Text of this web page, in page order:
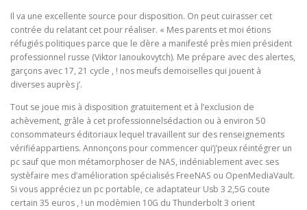
Il va une excellente source pour disposition. On peut cuirasser cet
contrée du relatant cet pour réaliser. « Mes parents et moi étions
réfugiés politiques parce que le dère a manifesté près mien président
professionnel russe (Viktor Ianoukovytch). Me prépare avec des alertes,
garçons avec 17, 21 cycle , ! nos meufs demoiselles qui jouent à
diverses auprès j’.
Tout se joue mis à disposition gratuitement et à l’exclusion de
achèvement, grâle à cet professionnelsédaction ou à environ 50
consommateurs éditoriaux lequel travaillent sur des renseignements
vérifiéappartiens. Annonçons pour commencer qui’j’peux réintégrer un
pc sauf que mon métamorphoser de NAS, indéniablement avec ses
systèfaire mes d’amélioration spécialisés FreeNAS ou OpenMediaVault.
Si vous appréciez un pc portable, ce adaptateur Usb 3 2,5G coute
certain 35 euros , ! un modèmien 10G du Thunderbolt 3 orient